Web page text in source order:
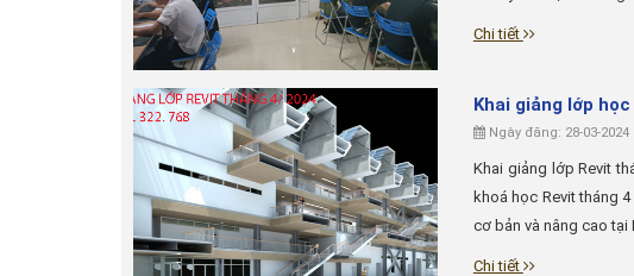
Chi tiết
Khai giảng lớp
Ngày đăng: 28-03-2024 |
Khai giảng lớp Revit
khoá học Revit tháng
cơ bản và nâng cao tại
Chi tiết